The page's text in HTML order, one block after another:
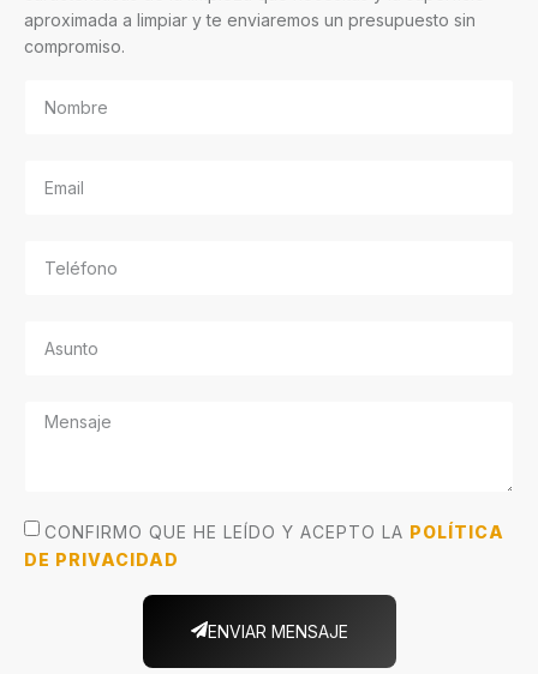
aproximada a limpiar y te enviaremos un presupuesto sin
compromiso.
CONFIRMO QUE HE LEÍDO Y ACEPTO LA POLÍTICA
DE PRIVACIDAD
ENVIAR MENSAJE